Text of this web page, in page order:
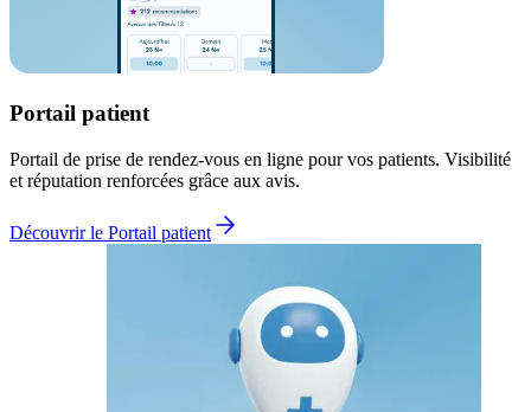
Portail patient
Portail de prise de rendez-vous en ligne pour vos patients. Visibilité
et réputation renforcées grâce aux avis.
Découvrir le Portail patient